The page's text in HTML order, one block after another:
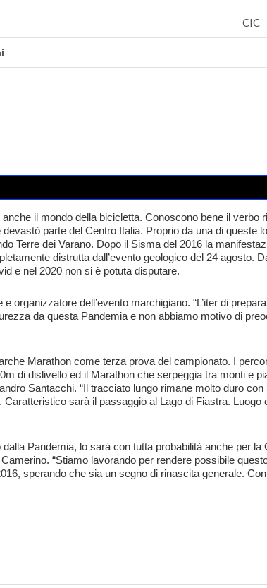
CIC
il mondo della bicicletta. Conoscono bene il verbo
parte del Centro Italia. Proprio da una di queste
Terre dei Varano. Dopo il Sisma del 2016 la
distrutta dall’evento geologico del 24 agosto.
e nel 2020 non si è potuta disputare.
e organizzatore dell’evento marchigiano. “L’iter di
da questa Pandemia e non abbiamo motivo di
Marathon come terza prova del campionato. I
di dislivello ed il Marathon che serpeggia tra monti e
Santacchi. “Il tracciato lungo rimane molto duro con
sarà il passaggio al Lago di Fiastra. Luogo
Pandemia, lo sarà con tutta probabilità anche per la
“Stiamo lavorando per rendere possibile
, sperando che sia un segno di rinascita generale.